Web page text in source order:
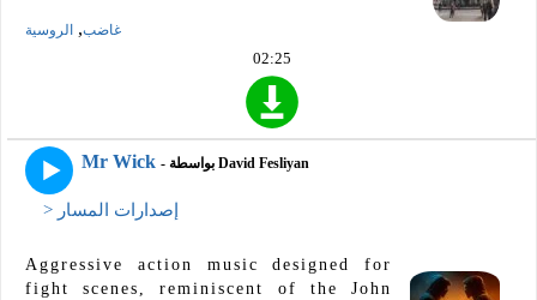
غاضب,
الروسية
02:25
Mr Wick - بواسطة David Fesliyan
> إصدارات المسار
Aggressive action music designed for
fight scenes, reminiscent of the John